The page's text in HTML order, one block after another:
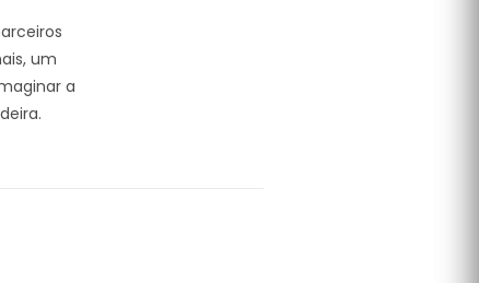
um
a